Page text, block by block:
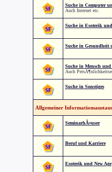
Suche in Computer
Auch Internet etc.
Suche in Esoterik und
Suche in Gesundheit
Suche in Mensch und
Auch
Suche in Sonstiges
Allgemeiner
SeminarhÃ¤user
Beruf und Karriere
Esoterik und New Age